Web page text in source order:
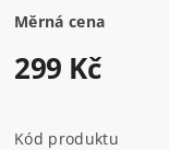
Měrná cena
299 Kč
Kód produktu